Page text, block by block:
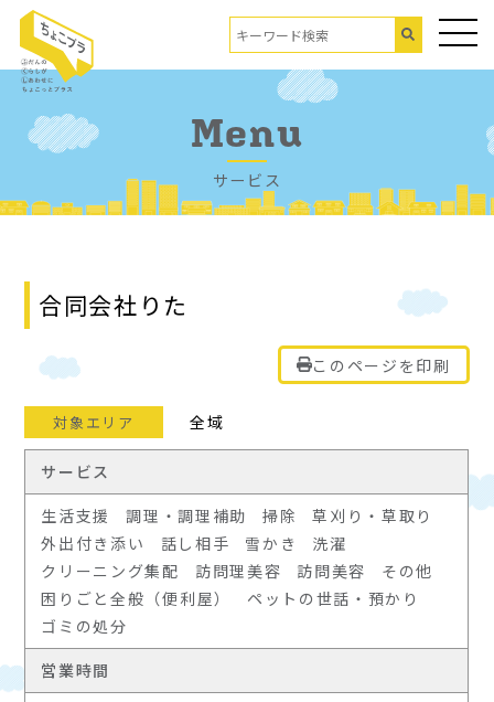
Menu
サービス
合同会社りた
このページを印刷
対象エリア 全域
サービス
生活支援
調理・調理補助 掃除
草刈り・草取り
外出付き添い
話し相手 雪かき
洗濯
クリーニング集配
訪問理美容 訪問美容
その他
困りごと全般（便利屋）
ペットの世話・預かり
ゴミの処分
営業時間